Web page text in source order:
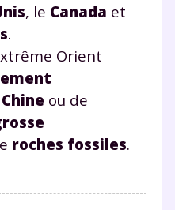
, le Canada et
.
Orient
Chine ou de
roches fossiles.